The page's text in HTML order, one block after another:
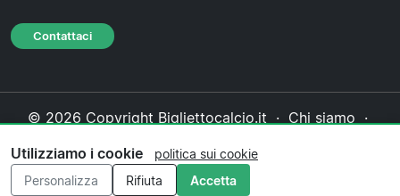
Contattaci
© 2026 Copyright Bigliettocalcio.it · Chi siamo ·
cookie·Politica editoriale
Utilizziamo i cookie
politica sui cookie
Personalizza
Rifiuta Accetta